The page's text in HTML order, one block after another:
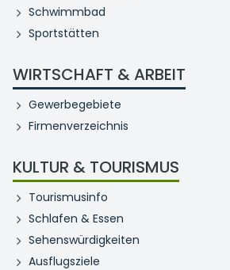
Schwimmbad
Sportstätten
WIRTSCHAFT & ARBEIT
Gewerbegebiete
Firmenverzeichnis
KULTUR & TOURISMUS
Tourismusinfo
Schlafen & Essen
Sehenswürdigkeiten
Ausflugsziele